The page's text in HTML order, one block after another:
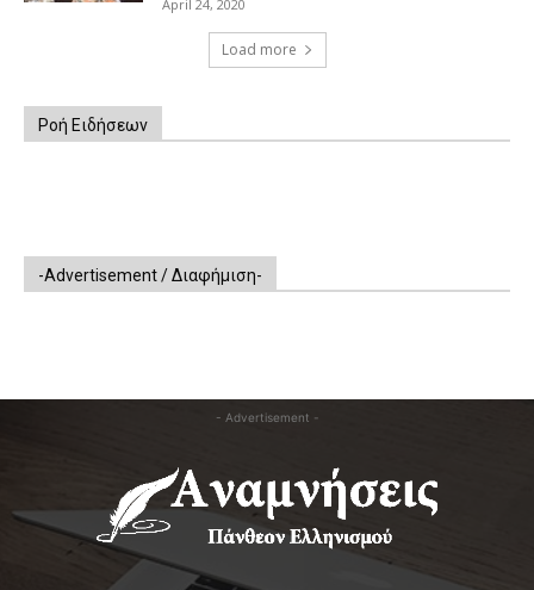
April 24, 2020
Load more
Ροή Ειδήσεων
-Advertisement / Διαφήμιση-
- Advertisement -